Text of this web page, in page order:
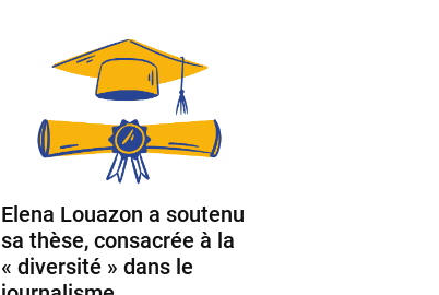
Elena Louazon a soutenu
sa thèse, consacrée à la
« diversité » dans le